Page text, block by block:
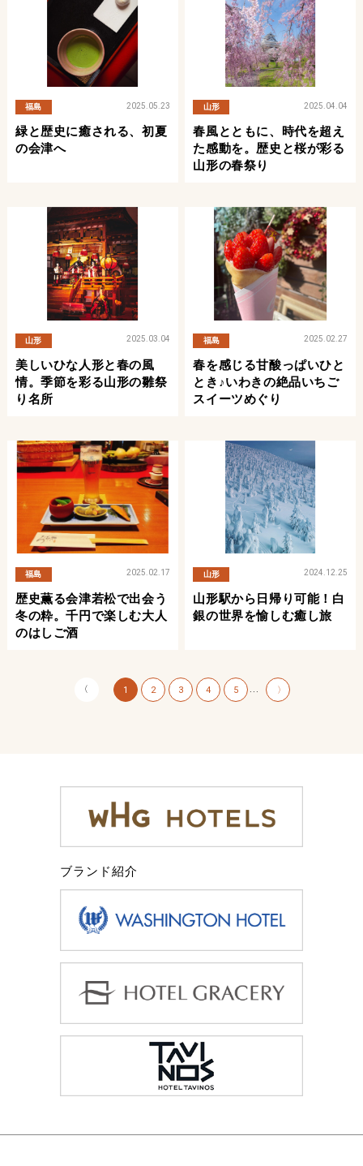
福島 2025.05.23
緑と歴史に癒される、初夏
の会津へ
山形 2025.04.04
春風とともに、時代を超え
た感動を。歴史と桜が彩る
山形の春祭り
山形 2025.03.04
美しいひな人形と春の風
情。季節を彩る山形の雛祭
り名所
福島 2025.02.27
春を感じる甘酸っぱいひと
とき♪いわきの絶品いちご
スイーツめぐり
福島 2025.02.17
歴史薫る会津若松で出会う
冬の粋。千円で楽しむ大人
のはしご酒
山形 2024.12.25
山形駅から日帰り可能！白
銀の世界を愉しむ癒し旅
〈 1 2 3 4 5 ... 〉
ブランド紹介